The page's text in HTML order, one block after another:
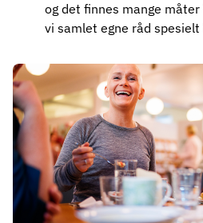
og det finnes mange
vi samlet egne råd